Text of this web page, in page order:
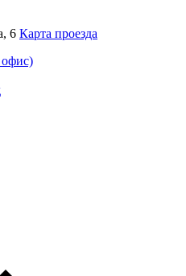
6 Карта проезда